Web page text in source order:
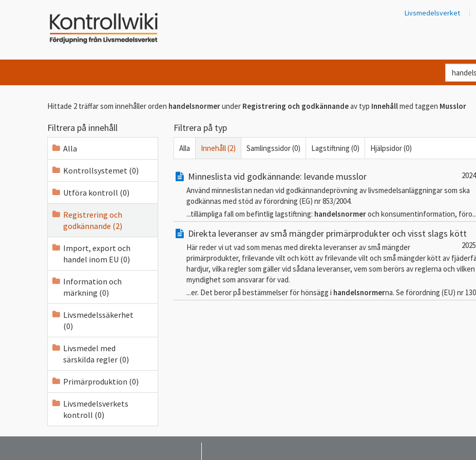
Livsmedelsverket
Vad
letar
efter
Hittade 2 träffar som innehåller orden handelsnormerunder Registrering och godkännandeav typ Innehållmed taggen Musslor
Filtrera på innehåll
Alla
Kontrollsystemet (0)
Utföra kontroll (0)
Registrering och
godkännande (2)
Import, export och
handel inom EU (0)
Information och
märkning (0)
Livsmedelssäkerhet
(0)
Livsmedel med
särskilda regler (0)
Primärproduktion (0)
Livsmedelsverkets
kontroll (0)
Filtrera på typ
Alla Innehåll (2) Samlingssidor (0) Lagstiftning (0) Hjälpsidor (0)
Minneslista vid godkännande: levande musslor
Använd minneslistan nedan vid godkännandeprövning av livsmedelsanläggningar som ska
godkännas med stöd av förordning (EG) nr 853/2004.
...tillämpliga fall om befintlig lagstiftning: handelsnormeroch konsumentinformation, föro...
Direkta leveranser av små mängder primärprodukter och visst slags kött
Här reder vi ut vad som menas med direkta leveranser av små mängder
primärprodukter, frilevande vilt och kött av frilevande vilt och små mängder kött av
hardjur, vilka regler som gäller vid sådana leveranser, vem som berörs av reglerna och vilken
myndighet som ansvarar för vad.
...er. Det beror på bestämmelser för hönsägg i handelsnormerna. Se förordning (EU) nr